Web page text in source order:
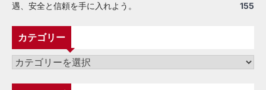
遇、安全と信頼を手に入れよう。
155
カテゴリー
カ